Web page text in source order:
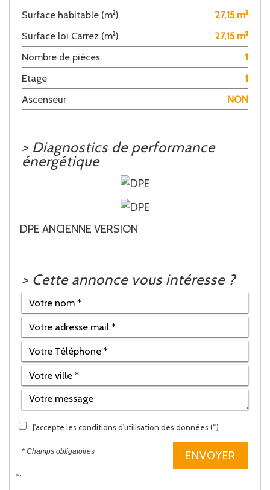
Surface habitable (m²)
27,15 m²
Surface loi Carrez (m²)
27,15 m²
Nombre de pièces
1
Etage
1
Ascenseur
NON
> Diagnostics de performance
énergétique
DPE ANCIENNE VERSION
> Cette annonce vous intéresse ?
J'accepte les conditions d'utilisation des données (*)
* Champs obligatoires ENVOYER
* :